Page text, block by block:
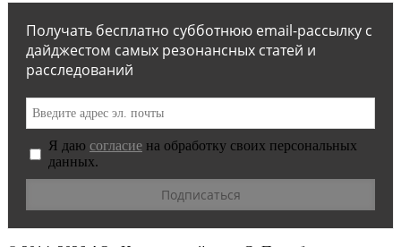
Получать бесплатно субботнюю email-рассылку с
дайджестом самых резонансных статей и
расследований
Я даю согласие на обработку своих персональных
данных.